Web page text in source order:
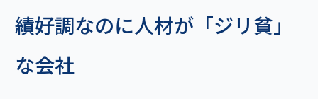
績好調なのに人材が「ジリ貧」
な会社